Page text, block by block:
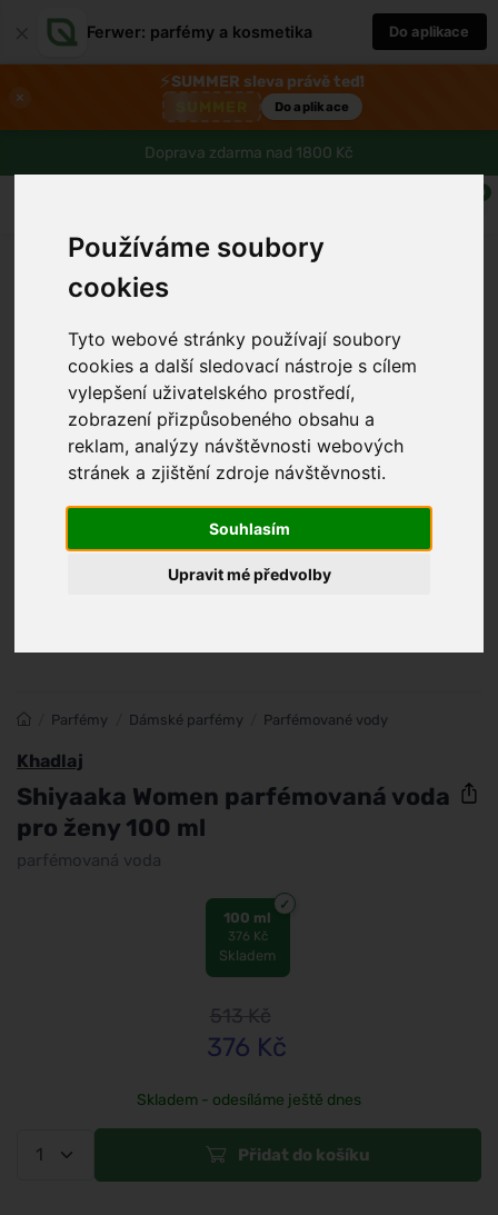
Používáme soubory
cookies
Tyto webové stránky používají soubory
cookies a další sledovací nástroje s cílem
vylepšení uživatelského prostředí,
zobrazení přizpůsobeného obsahu a
reklam, analýzy návštěvnosti webových
stránek a zjištění zdroje návštěvnosti.
Souhlasím
Upravit mé předvolby
Ferwer: parfémy a kosmetika Do aplikace
×
⚡SUMMER sleva právě teď!
Do aplikace
Doprava zdarma nad 1800 Kč
0
Parfémy Dámské parfémy Parfémované vody
Khadlaj
Shiyaaka Women parfémovaná voda
pro ženy 100 ml
parfémovaná voda
100 ml
376 Kč
Skladem
513Kč
376 Kč
Skladem - odesíláme ještě dnes
Přidat do košíku